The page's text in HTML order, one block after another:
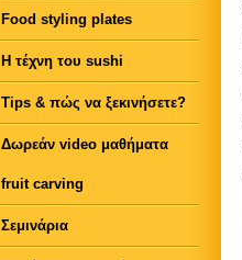
Food styling plates
Η τέχνη του sushi
Tips & πώς να ξεκινήσετε?
Δωρεάν video μαθήματα
fruit carving
Σεμινάρια